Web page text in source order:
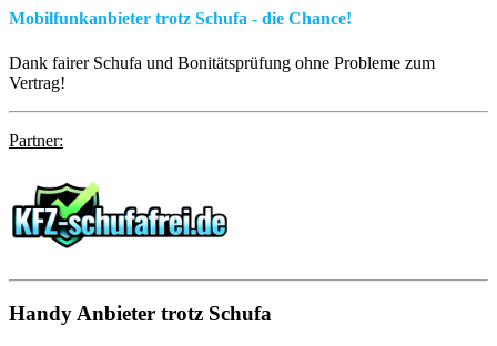
Mobilfunkanbieter trotz Schufa - die Chance!
Dank fairer Schufa und Bonitätsprüfung ohne Probleme zum
Vertrag!
Partner:
HandyAnbieter trotz Schufa